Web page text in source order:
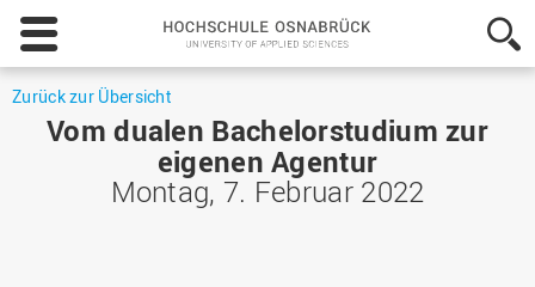
Hochschule
Osnabrück
-
Applied
Zurück zur Übersicht
Vom dualen Bachelorstudium zur
eigenen Agentur
Montag, 7. Februar 2022